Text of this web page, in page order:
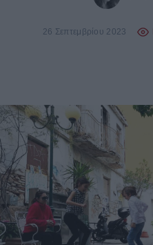
26 Σεπτεμβρίου 2023